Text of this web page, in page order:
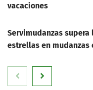
vacaciones
Servimudanzas supera
estrellas en mudanzas